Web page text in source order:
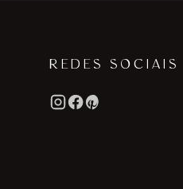
REDES SOCIAIS